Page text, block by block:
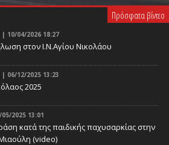
Πρόσφατα βίντεο
| 10/04/2026 18:27
στον Ι.Ν.Αγίου Νικολάου
| 06/12/2025 13:23
2025
2025 13:01
κατά της παιδικής παχυσαρκίας στην
(video)